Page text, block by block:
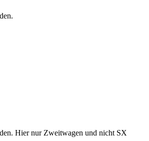
Hier nur Zweitwagen und nicht SX